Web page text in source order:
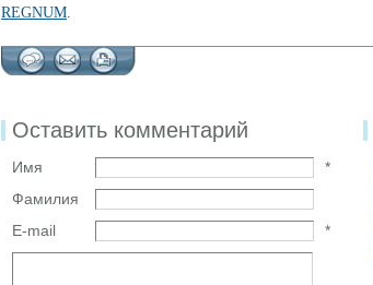
REGNUM.
Оставить комментарий
Имя
*
Фамилия
E-mail
*